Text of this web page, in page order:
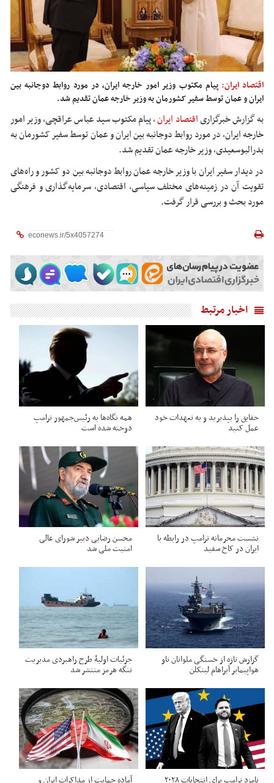
اقتصاد ایران: پیام مکتوب وزیر امور خارجه ایران، در مورد روابط دوجانبه بین
ایران و عمان توسط سفیر کشورمان به وزیر خارجه عمان تقدیم شد.
به گزارش خبرگزاریاقتصاد ایران،پیام مکتوب سید عباس عراقچی، وزیر امور
خارجه ایران، در مورد روابط دوجانبه بین ایران و عمان توسط سفیر کشورمان به
بدرالبوسعیدی، وزیر خارجه عمان تقدیم شد.
در دیدار سفیر ایران با وزیر خارجه عمان روابط دوجانبه بین دو کشور و راه‌های
تقویت آن در زمینه‌های مختلف سیاسی، اقتصادی، سرمایه‌گذاری و فرهنگی
مورد بحث و بررسی قرار گرفت.
اخبار مرتبط
حقایق را بپذیرید و به تعهدات خود
عمل کنید
همه نگاه‌ها به رئیس‌جمهور ترامپ
دوخته شده است
نشست محرمانه ترامپ در رابطه با
ایران در کاخ سفید
محسن رضایی دبیر شورای عالی
امنیت ملی شد
گزارش تازه از خستگی ملوانان ناو
هواپیمابر آبراهام لینکلن
جزئیات اولیۀ طرح راهبردی مدیریت
تنگه هرمز منتشر شد